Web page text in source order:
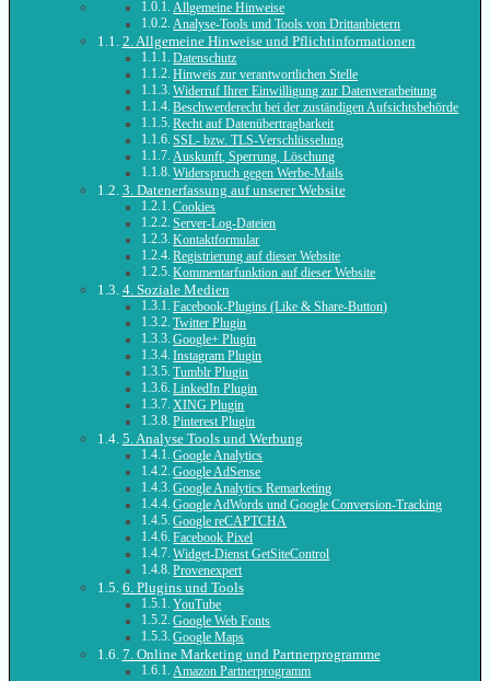
Allgemeine Hinweise
Analyse-Tools und Tools von Drittanbietern
2. Allgemeine Hinweise und Pflichtinformationen
Datenschutz
Hinweis zur verantwortlichen Stelle
Widerruf Ihrer Einwilligung zur Datenverarbeitung
Beschwerderecht bei der zuständigen Aufsichtsbehörde
Recht auf Datenübertragbarkeit
SSL- bzw. TLS-Verschlüsselung
Auskunft, Sperrung, Löschung
Widerspruch gegen Werbe-Mails
3. Datenerfassung auf unserer Website
Cookies
Server-Log-Dateien
Kontaktformular
Registrierung auf dieser Website
Kommentarfunktion auf dieser Website
4. Soziale Medien
Facebook-Plugins (Like & Share-Button)
Twitter Plugin
Google+ Plugin
Instagram Plugin
Tumblr Plugin
LinkedIn Plugin
XING Plugin
Pinterest Plugin
5. Analyse Tools und Werbung
Google Analytics
Google AdSense
Google Analytics Remarketing
Google AdWords und Google Conversion-Tracking
Google reCAPTCHA
Facebook Pixel
Widget-Dienst GetSiteControl
Provenexpert
6. Plugins und Tools
YouTube
Google Web Fonts
Google Maps
7. Online Marketing und Partnerprogramme
Amazon Partnerprogramm